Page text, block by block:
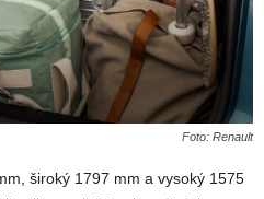
Foto: Renault
široký 1797 mm a vysoký 1575